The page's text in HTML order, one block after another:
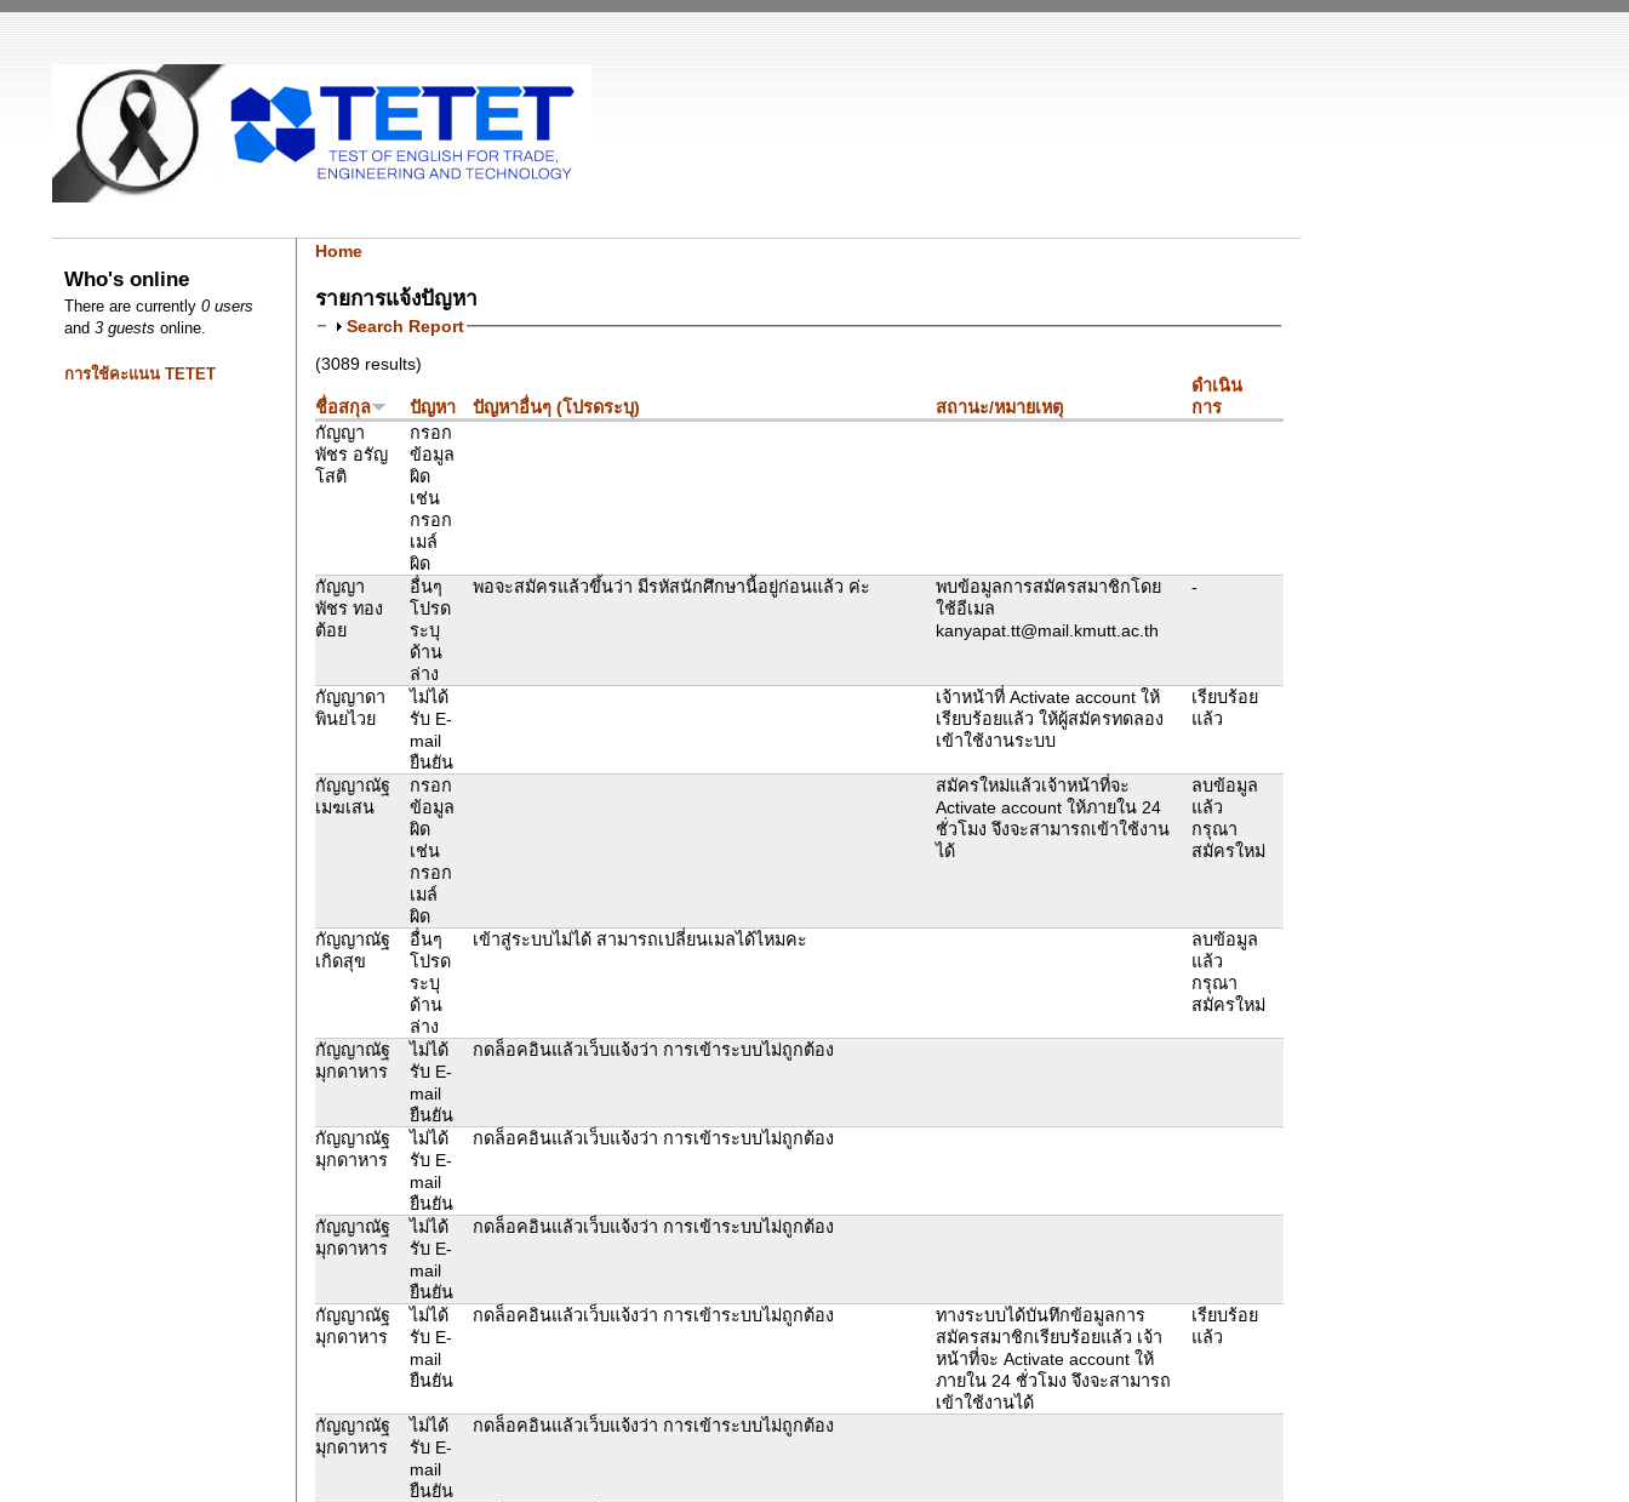
Who's online
There are currently0 users
and3 guests online.
การใช้คะแนน TETET
Home
รายการแจ้งปัญหา
Search Report
(3089 results)
ชื่อสกุล ปัญหา ปัญหาอื่นๆ (โปรดระบุ) สถานะ/หมายเหตุ
ดำเนิน
การ
กัญญา
พัชร อรัญ
โสติ
กรอก
ข้อมูล
ผิด
เช่น
กรอก
เมล์
ผิด
กัญญา
พัชร ทอง
ต้อย
อื่นๆ
โปรด
ระบุ
ด้าน
ล่าง
พอจะสมัครแล้วขึ้นว่า มีรหัสนักศึกษานี้อยู่ก่อนแล้ว ค่ะ
พบข้อมูลการสมัครสมาชิกโดย
ใช้อีเมล
kanyapat.tt@mail.kmutt.ac.th
-
กัญญาดา
พินยไวย
ไม่ได้
รับ E-
mail
ยืนยัน
เจ้าหน้าที่ Activate account ให้
เรียบร้อยแล้ว ให้ผู้สมัครทดลอง
เข้าใช้งานระบบ
เรียบร้อย
แล้ว
กัญญาณัฐ
เมฆเสน
กรอก
ข้อมูล
ผิด
เช่น
กรอก
เมล์
ผิด
สมัครใหม่แล้วเจ้าหน้าที่จะ
Activate account ให้ภายใน 24
ชั่วโมง จึงจะสามารถเข้าใช้งาน
ได้
ลบข้อมูล
แล้ว
กรุณา
สมัครใหม่
กัญญาณัฐ
เกิดสุข
อื่นๆ
โปรด
ระบุ
ด้าน
ล่าง
เข้าสู่ระบบไม่ได้ สามารถเปลี่ยนเมลได้ไหมคะ
ลบข้อมูล
แล้ว
กรุณา
สมัครใหม่
กัญญาณัฐ
มุกดาหาร
ไม่ได้
รับ E-
mail
ยืนยัน
กดล็อคอินแล้วเว็บแจ้งว่า การเข้าระบบไม่ถูกต้อง
กัญญาณัฐ
มุกดาหาร
ไม่ได้
รับ E-
mail
ยืนยัน
กดล็อคอินแล้วเว็บแจ้งว่า การเข้าระบบไม่ถูกต้อง
กัญญาณัฐ
มุกดาหาร
ไม่ได้
รับ E-
mail
ยืนยัน
กดล็อคอินแล้วเว็บแจ้งว่า การเข้าระบบไม่ถูกต้อง
กัญญาณัฐ
มุกดาหาร
ไม่ได้
รับ E-
mail
ยืนยัน
กดล็อคอินแล้วเว็บแจ้งว่า การเข้าระบบไม่ถูกต้อง
ทางระบบได้บันทึกข้อมูลการ
สมัครสมาชิกเรียบร้อยแล้ว เจ้า
หน้าที่จะ Activate account ให้
ภายใน 24 ชั่วโมง จึงจะสามารถ
เข้าใช้งานได้
เรียบร้อย
แล้ว
กัญญาณัฐ
มุกดาหาร
ไม่ได้
รับ E-
mail
ยืนยัน
กดล็อคอินแล้วเว็บแจ้งว่า การเข้าระบบไม่ถูกต้อง